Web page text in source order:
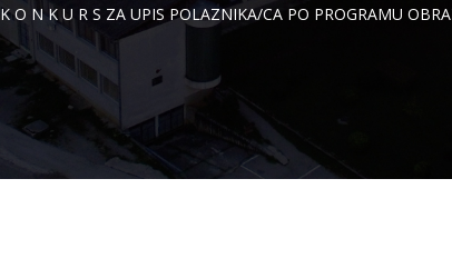
K O N K U R S ZA UPIS POLAZNIKA/CA PO PROGRAMU